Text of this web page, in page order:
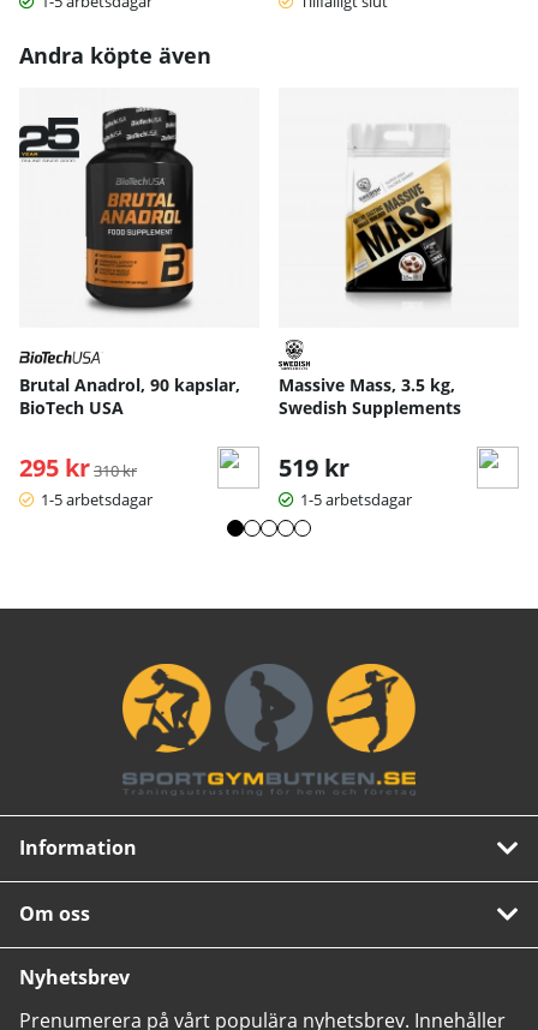
Andra köpte även
Brutal Anadrol, 90 kapslar,
BioTech USA
295 kr Ordinarie pris:
310 kr
1-5 arbetsdagar
Massive Mass, 3.5 kg,
Swedish Supplements
519 kr
1-5 arbetsdagar
Information
Om oss
Nyhetsbrev
Prenumerera på vårt populära nyhetsbrev. Innehåller